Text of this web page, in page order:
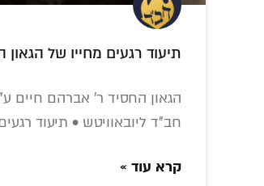
תיעוד רגעים מחייו של
הגאון החסיד ר' אברהם חיים
חב"ד ליובאוויטש • תיעוד
קרא עוד »